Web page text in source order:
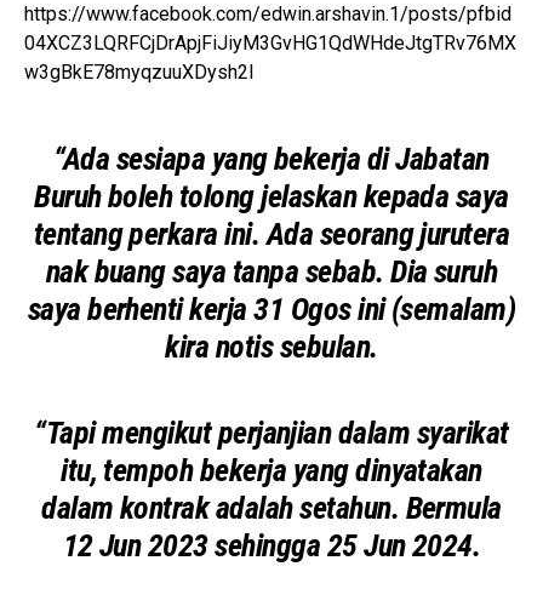
https://www.facebook.com/edwin.arshavin.1/posts/pfbid
04XCZ3LQRFCjDrApjFiJiyM3GvHG1QdWHdeJtgTRv76MX
w3gBkE78myqzuuXDysh2l
“Ada sesiapa yang bekerja di Jabatan
Buruh boleh tolong jelaskan kepada saya
tentang perkara ini. Ada seorang jurutera
nak buang saya tanpa sebab. Dia suruh
saya berhenti kerja 31 Ogos ini (semalam)
kira notis sebulan.
“Tapi mengikut perjanjian dalam syarikat
itu, tempoh bekerja yang dinyatakan
dalam kontrak adalah setahun. Bermula
12 Jun 2023 sehingga 25 Jun 2024.